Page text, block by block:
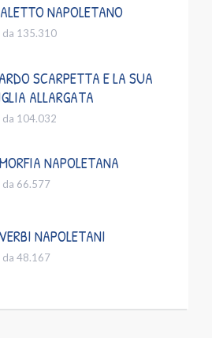
NAPOLETANO
da 135.310
SCARPETTA E LA SUA
ALLARGATA
104.032
NAPOLETANA
da 66.577
NAPOLETANI
da 48.167